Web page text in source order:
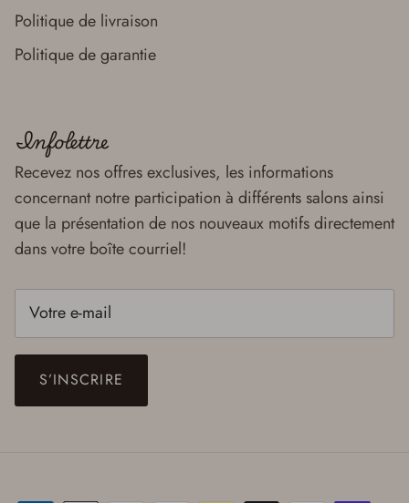
Politique de livraison
Politique de garantie
Infolettre
Recevez nos offres exclusives, les informations
concernant notre participation à différents salons ainsi
que la présentation de nos nouveaux motifs directement
dans votre boîte courriel!
S’INSCRIRE